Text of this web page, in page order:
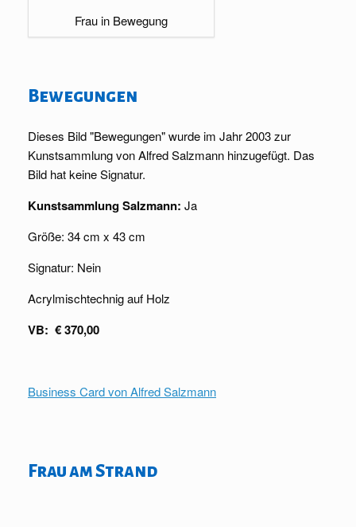
Frau in Bewegung
Bewegungen
Dieses Bild "Bewegungen" wurde im Jahr 2003 zur
Kunstsammlung von Alfred Salzmann hinzugefügt. Das
Bild hat keine Signatur.
Kunstsammlung Salzmann: Ja
Größe: 34 cm x 43 cm
Signatur: Nein
Acrylmischtechnig auf Holz
VB: € 370,00
Business Card von Alfred Salzmann
Frau am Strand